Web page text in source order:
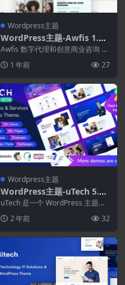
Wordpress主题
WordPress主题-Awfis 1.0.
1–商业咨询WordPress主题
Awfis 数字代理和创意商业咨询 W
1 年前 27
Wordpress主题
WordPress主题-uTech 5.7.
0–IT解决方案服务
uTech 是一个 WordPress 主题，
IT...2 年前 32